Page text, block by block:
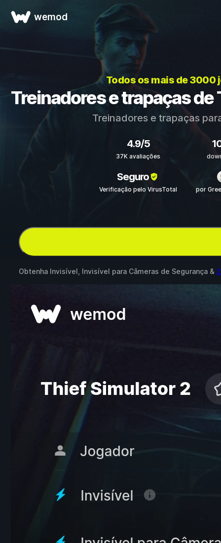
wemod
Todos os mais de 3000
Treinadores e trapaças
Treinadores e trapaças
4.9/5
37K avaliações
Seguro
Verificação pelo VirusTotal por
Obtenha Invisível, Invisível para Câmeras de Segurança &